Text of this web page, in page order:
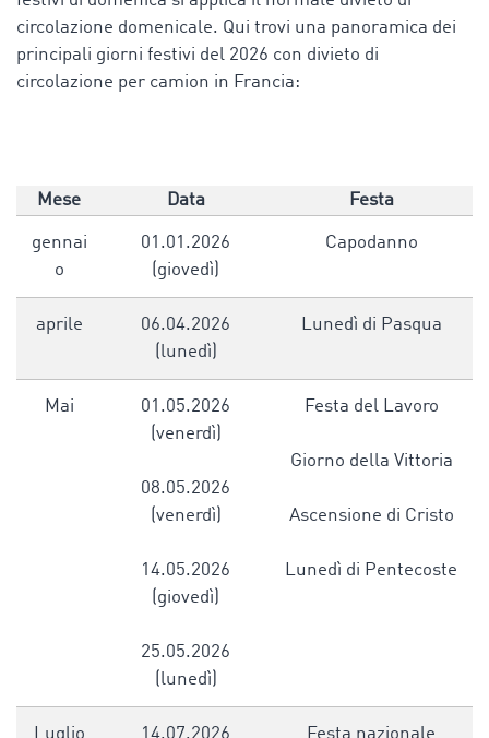
circolazione domenicale. Qui trovi una panoramica dei
principali giorni festivi del 2026 con divieto di
circolazione per camion in Francia:
Mese Data Festa
gennai
o
01.01.2026
(giovedì)
Capodanno
aprile
06.04.2026
(lunedì)
Lunedì di Pasqua
Mai
01.05.2026
(venerdì)
08.05.2026
(venerdì)
14.05.2026
(giovedì)
25.05.2026
(lunedì)
Festa del Lavoro
Giorno della Vittoria
Ascensione di Cristo
Lunedì di Pentecoste
Luglio
14.07.2026
Festa nazionale